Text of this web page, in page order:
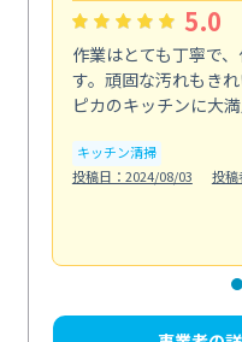
5.0
作業はとても丁寧で
す。頑固な汚れもき
ピカのキッチンに大満
キッチン清掃
投稿日：2024/08/03
投稿